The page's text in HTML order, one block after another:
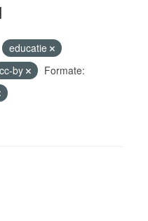
educatie
cc-by
Formate: